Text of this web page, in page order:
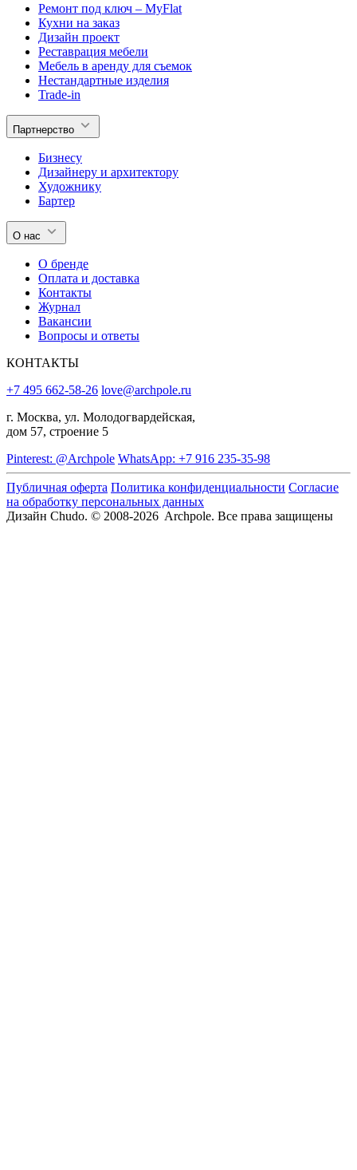
Ремонт под ключ – MyFlat
Кухни на заказ
Дизайн проект
Реставрация мебели
Мебель в аренду для съемок
Нестандартные изделия
Trade-in
Партнерство
Бизнесу
Дизайнеру и архитектору
Художнику
Бартер
О нас
О бренде
Оплата и доставка
Контакты
Журнал
Вакансии
Вопросы и ответы
КОНТАКТЫ
+7 495 662-58-26 love@archpole.ru
г. Москва, ул. Молодогвардейская,
дом 57, строение 5
Pinterest: @Archpole WhatsApp: +7 916 235-35-98
Публичная оферта Политика конфиденциальности Согласие
на обработку персональных данных
Дизайн Chudo. © 2008-2026 Archpole. Все права защищены